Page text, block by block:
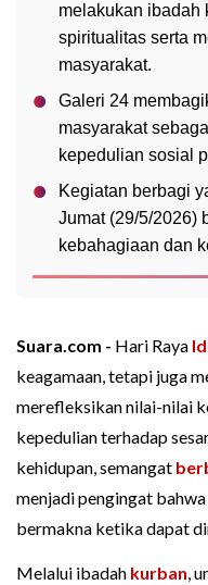
melakukan ibadah
spiritualitas serta
masyarakat.
Galeri 24
masyarakat
kepedulian sosial
Kegiatan berbagi
Jumat (29/5/2026)
kebahagiaan dan
Suara.com - Hari Raya
keagamaan, tetapi juga
merefleksikan nilai-nilai
kepedulian terhadap
kehidupan, semangat
menjadi pengingat
bermakna ketika dapat
Melalui ibadah kurban,